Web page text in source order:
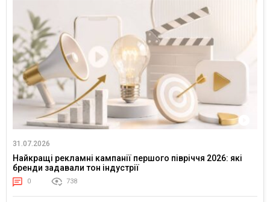
31.07.2026
Найкращі рекламні кампанії першого півріччя 2026: які
бренди задавали тон індустрії
0 738